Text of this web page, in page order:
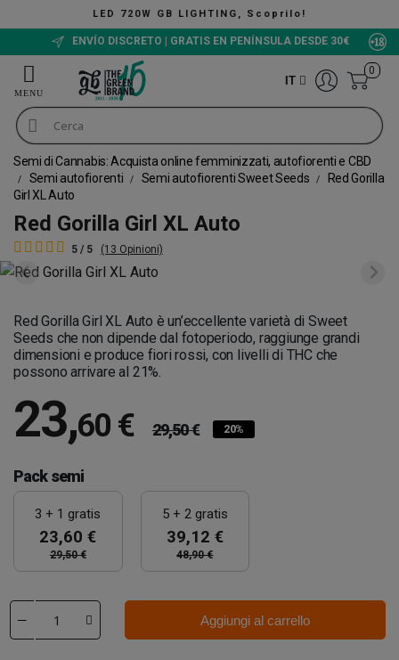
Scoprilo!
ENVÍO DISCRETO | GRATIS EN PENÍNSULA DESDE 30€
IT
0
Semi di Cannabis: Acquista online femminizzati, autofiorenti e CBD
Semi autofiorenti
Semi autofiorenti Sweet Seeds
Red Gorilla
Girl XL Auto
Red Gorilla Girl XL Auto
5 / 5 (13 Opinioni)
Red Gorilla Girl XL Auto è un’eccellente varietà di Sweet
Seeds che non dipende dal fotoperiodo, raggiunge grandi
dimensioni e produce fiori rossi, con livelli di THC che
possono arrivare al 21%.
23,60 € 29,50 € 20%
Pack semi
3 + 1 gratis
23,60 €
29,50 €
5 + 2 gratis
39,12 €
48,90 €
Aggiungi al carrello